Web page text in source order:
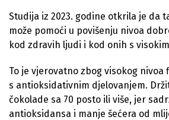
Studija iz 2023. godine otkrila je da
može pomoći u povišenju nivoa
kod zdravih ljudi i kod onih s
To je vjerovatno zbog visokog nivoa
s antioksidativnim djelovanjem.
čokolade sa 70 posto ili više, jer
antioksidansa i manje šećera od